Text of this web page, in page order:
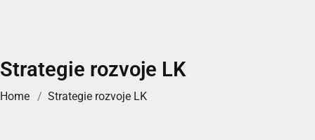
Strategie rozvoje LK
Home Strategie rozvoje LK